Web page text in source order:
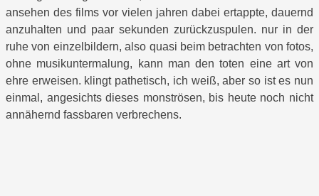
ansehen des films vor vielen jahren dabei ertappte, dauernd
anzuhalten und paar sekunden zurückzuspulen. nur in der
ruhe von einzelbildern, also quasi beim betrachten von fotos,
ohne musikuntermalung, kann man den toten eine art von
ehre erweisen. klingt pathetisch, ich weiß, aber so ist es nun
einmal, angesichts dieses monströsen, bis heute noch nicht
annähernd fassbaren verbrechens.